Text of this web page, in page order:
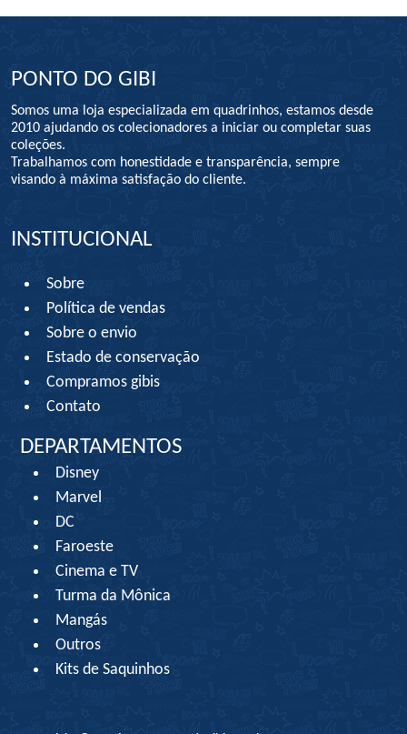
PONTO DO GIBI
Somos uma loja especializada em quadrinhos, estamos desde
2010 ajudando os colecionadores a iniciar ou completar suas
coleções.
Trabalhamos com honestidade e transparência, sempre
visando à máxima satisfação do cliente.
INSTITUCIONAL
Sobre
Política de vendas
Sobre o envio
Estado de conservação
Compramos gibis
Contato
DEPARTAMENTOS
Disney
Marvel
DC
Faroeste
Cinema e TV
Turma da Mônica
Mangás
Outros
Kits de Saquinhos